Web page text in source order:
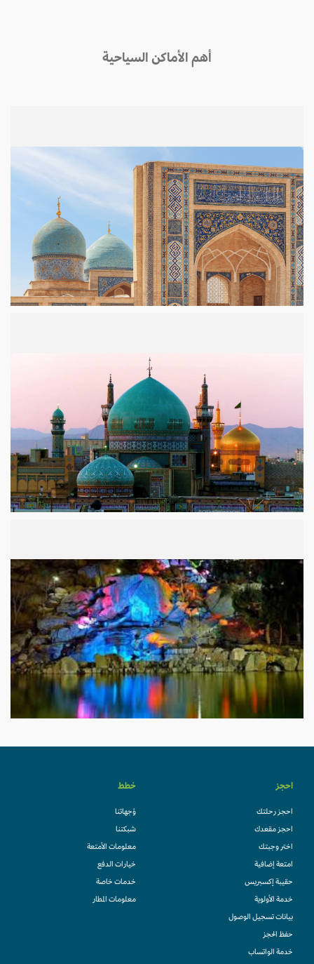
أهم الأماكن السياحية
احجز
احجز رحلتك
احجز مقعدك
اختر وجبتك
امتعة إضافية
حقيبة إكسبريس
خدمة الأولوية
بيانات تسجيل الوصول
حفظ الحجز
خدمة الواتساب
خطط
وُجهاتنا
شبكتنا
معلومات الأمتعة
خيارات الدفع
خدمات خاصة
معلومات المطار